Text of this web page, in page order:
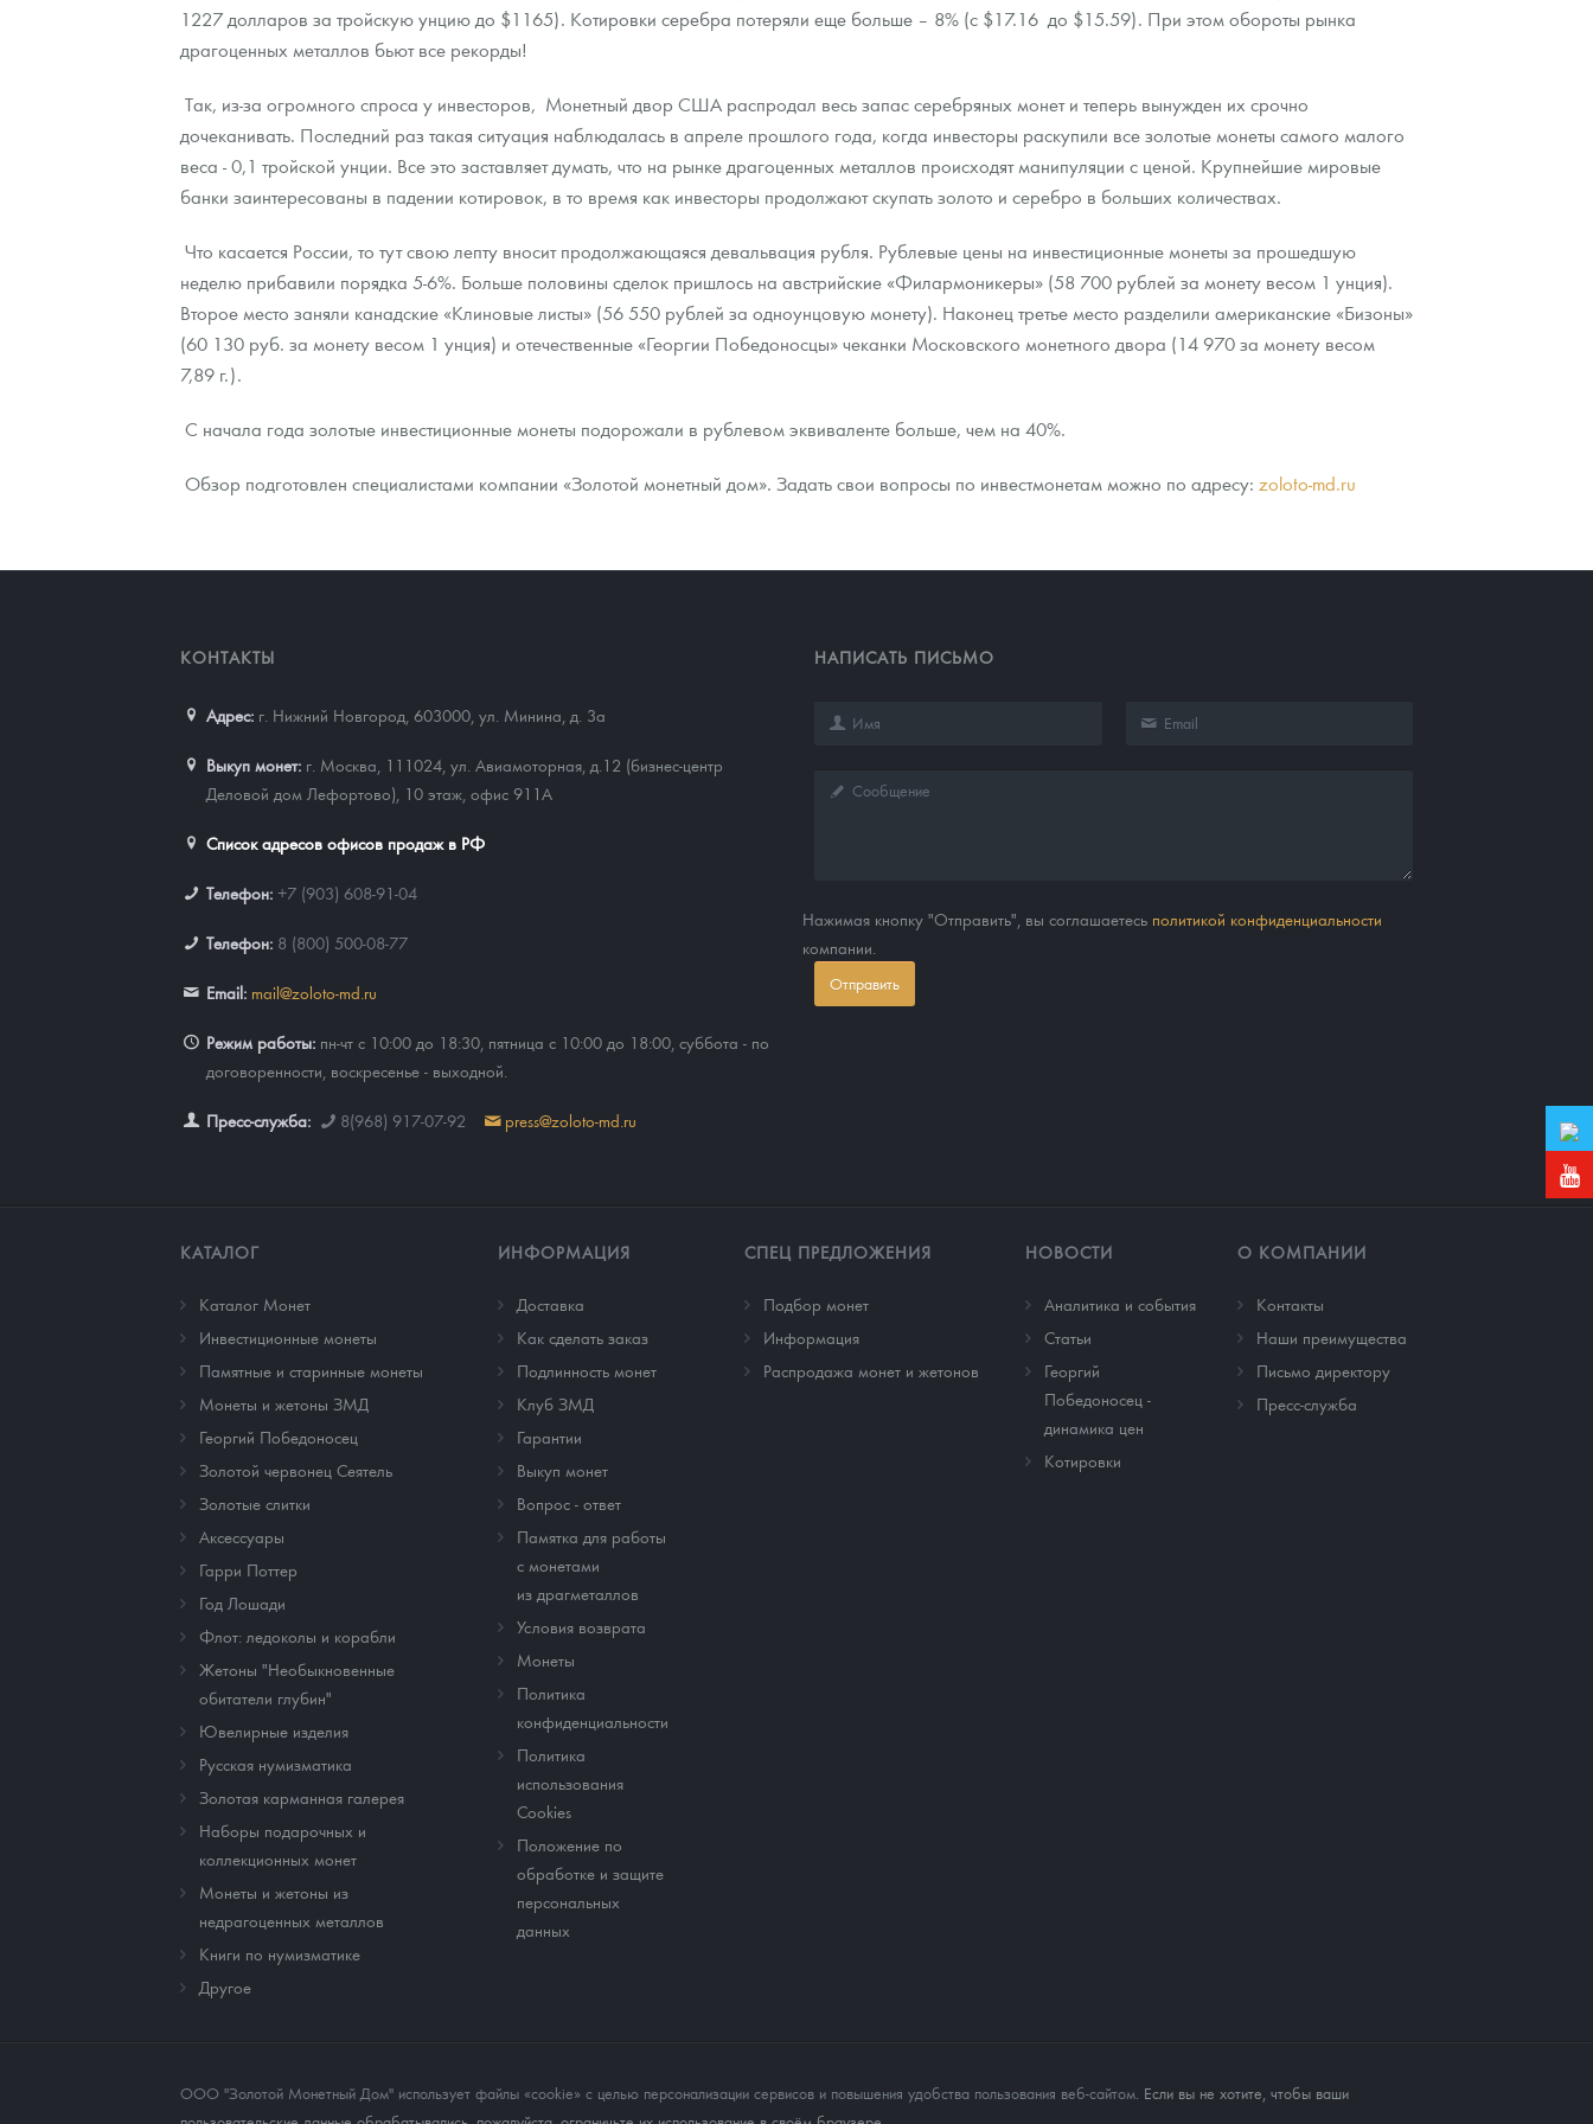
Золотой червонец Сеятель
Золотые слитки
Аксессуары
Гарри Поттер
Год Лошади
Флот: ледоколы и корабли
Жетоны "Необыкновенные обитатели глубин"
Наборы подарочных и коллекционных монет
Выкуп монет
Выкуп серебряных монет
Вопрос - ответ
Памятка для работы с монетами из драгметаллов
Условия возврата
Монеты
Политика конфиденциальности
Политика использования Cookies
Распродажа монет и жетонов
Итоги 2025 года. Прогноз курсов золота, серебра, платины на 2026 год
Cтатьи
Георгий Победоносец - динамика цен
Курс золота и серебра
Лом выкуп
Скупка слитков
Контакты
О нас
Наши преимущества
Письмо директору
Пресс-служба
1227 долларов за тройскую унцию до $1165). Котировки серебра потеряли еще больше – 8% (с $17.16 до $15.59). При этом обороты рынка
драгоценных металлов бьют все рекорды!
Так, из-за огромного спроса у инвесторов, Монетный двор США распродал весь запас серебряных монет и теперь вынужден их срочно
дочеканивать. Последний раз такая ситуация наблюдалась в апреле прошлого года, когда инвесторы раскупили все золотые монеты самого малого
веса - 0,1 тройской унции. Все это заставляет думать, что на рынке драгоценных металлов происходят манипуляции с ценой. Крупнейшие мировые
банки заинтересованы в падении котировок, в то время как инвесторы продолжают скупать золото и серебро в больших количествах.
Что касается России, то тут свою лепту вносит продолжающаяся девальвация рубля. Рублевые цены на инвестиционные монеты за прошедшую
неделю прибавили порядка 5-6%. Больше половины сделок пришлось на австрийские «Филармоникеры» (58 700 рублей за монету весом 1 унция).
Второе место заняли канадские «Клиновые листы» (56 550 рублей за одноунцовую монету). Наконец третье место разделили американские «Бизоны»
(60 130 руб. за монету весом 1 унция) и отечественные «Георгии Победоносцы» чеканки Московского монетного двора (14 970 за монету весом
7,89 г.).
С начала года золотые инвестиционные монеты подорожали в рублевом эквиваленте больше, чем на 40%.
Обзор подготовлен специалистами компании «Золотой монетный дом». Задать свои вопросы по инвестмонетам можно по адресу: zoloto-md.ru
КОНТАКТЫ
Адрес: г. Нижний Новгород, 603000 ул. Минина, д. 3а
Выкуп монет: г. Москва, 111024, ул. Авиамоторная, д.12 (бизнес-центр
Деловой дом Лефортово), 10 этаж, офис 911А
Список адресов офисов продаж в РФ
Телефон: +7 (903) 608-91-04
Телефон: 8 (800) 500-08-77
Email: mail@zoloto-md.ru
Режим работы: пн-чт с 10:00 до 18:30, пятница с 10:00 до 18:00, суббота - по
договоренности, воскресенье - выходной.
Пресс-служба: 8(968) 917-07-92 press@zoloto-md.ru
НАПИСАТЬ ПИСЬМО
Нажимая кнопку "Отправить", вы соглашаетесь политикой конфиденциальности
компании.
Отправить
КАТАЛОГ
Каталог Монет
Инвестиционные монеты
Памятные и старинные монеты
Монеты и жетоны ЗМД
Георгий Победоносец
Золотой червонец Сеятель
Золотые слитки
Аксессуары
Гарри Поттер
Год Лошади
Флот: ледоколы и корабли
Жетоны "Необыкновенные
обитатели глубин"
Ювелирные изделия
Русская нумизматика
Золотая карманная галерея
Наборы подарочных и
коллекционных монет
Монеты и жетоны из
недрагоценных металлов
Книги по нумизматике
Другое
ИНФОРМАЦИЯ
Доставка
Как сделать заказ
Подлинность монет
Клуб ЗМД
Гарантии
Выкуп монет
Вопрос - ответ
Памятка для работы
с монетами
из драгметаллов
Условия возврата
Монеты
Политика
конфиденциальности
Политика
использования
Cookies
Положение по
обработке и защите
персональных
данных
СПЕЦ ПРЕДЛОЖЕНИЯ
Подбор монет
Информация
Распродажа монет и жетонов
НОВОСТИ
Аналитика и события
Cтатьи
Георгий
Победоносец -
динамика цен
Котировки
О КОМПАНИИ
Контакты
Наши преимущества
Письмо директору
Пресс-служба
ООО "Золотой Монетный Дом" использует файлы «cookie» с целью персонализации сервисов и повышения удобства пользования веб-сайтом . Если вы не хотите, чтобы ваши